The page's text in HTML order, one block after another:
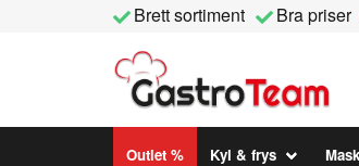
Brett sortiment Bra priser
Outlet % Kyl & frys